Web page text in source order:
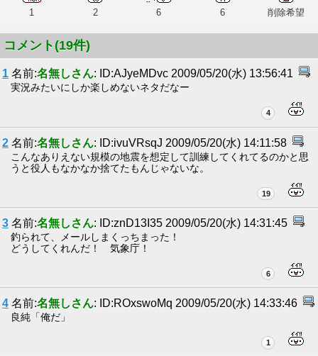
1 2 6 6 削除希望
コメント(19件)
1 名前:名無しさん: ID:AJyeMDvc 2009/05/20(水) 13:56:41
実況みたいにしか楽しめないネタだなー
4
2 名前:名無しさん: ID:ivuVRsqJ 2009/05/20(水) 14:11:58
こんなありえない規模の地震を想定して訓練してくれてるのかと思
うと役人もなかなか捨てたもんじゃないな。
19
3 名前:名無しさん: ID:znD13I35 2009/05/20(水) 14:31:45
釣られて、メールしまくっちまった！
どうしてくれんだ！ 気象庁！
6
4 名前:名無しさん: ID:ROxswoMq 2009/05/20(水) 14:33:46
良純「俺だ」
1